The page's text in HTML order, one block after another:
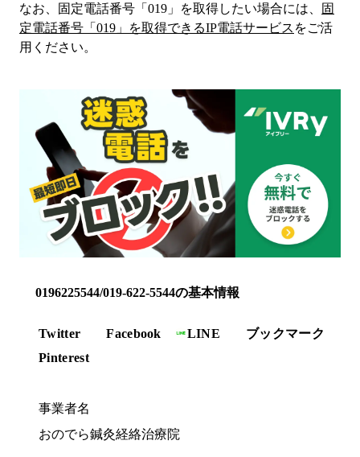
なお、固定電話番号「 019 」を取得したい場合には、
固
定電話番号「 019 」を取得できるIP電話サービス をご活
用ください。
0196225544/019-622-5544の基本情報
Twitter Facebook LINE
ブックマーク
Pinterest
事業者名
おのでら鍼灸経絡治療院